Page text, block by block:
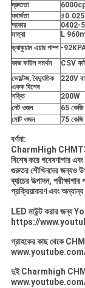
দ্রুততা
যথার্থতা
±0.025
আকার
0402-
মাত্রা
L
ভ্যাকুয়াম এয়ার পাম্প -92KPA
কাজ ফাইল সমর্থন
CSV
ভোল্টেজ, বৈদ্যুতিক
একক বিশেষ
220V
শক্তি
200W
নেট ওজন
65 কেজি
মোট ওজন
75 কেজি
বর্ণনা:
CharmHigh CHMT36
বিশেষ করে গবেষণাগার
গুরুতর শৌখিনদের জন্যও
ব্যাচের উত্পাদন,
প্রক্রিয়াকরণ এবং
LED মাউন্ট করার জন্য
https://
গ্রাহকের কাছ থেকে
দুই Charmhigh